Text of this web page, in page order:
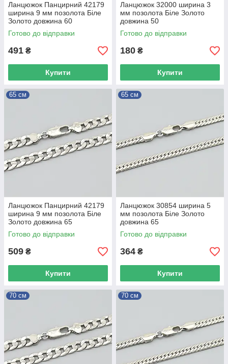
Ланцюжок Панцирний 42179
ширина 9 мм позолота Біле
Золото довжина 60
Готово до відправки
491 ₴
Купити
Ланцюжок 32000 ширина 3
мм позолота Біле Золото
довжина 50
Готово до відправки
180 ₴
Купити
65 см
Ланцюжок Панцирний 42179
ширина 9 мм позолота Біле
Золото довжина 65
Готово до відправки
509 ₴
Купити
65 см
Ланцюжок 30854 ширина 5
мм позолота Біле Золото
довжина 65
Готово до відправки
364 ₴
Купити
70 см 70 см